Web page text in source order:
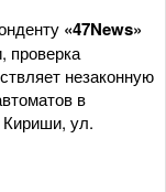
«47News»
проверка
незаконную
в
Кириши, ул.